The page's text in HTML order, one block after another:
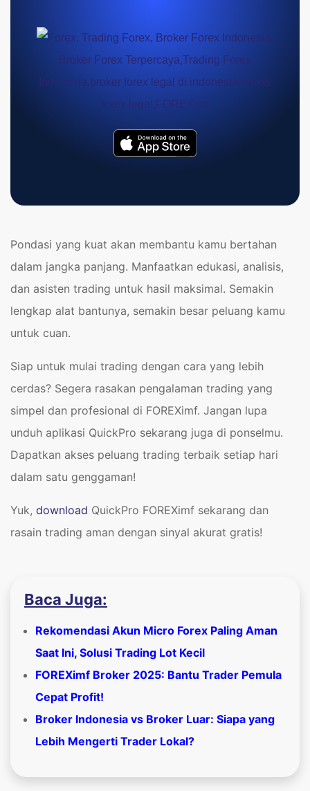
Pondasi yang kuat akan membantu kamu bertahan
dalam jangka panjang. Manfaatkan edukasi, analisis,
dan asisten trading untuk hasil maksimal. Semakin
lengkap alat bantunya, semakin besar peluang kamu
untuk cuan.
Siap untuk mulai trading dengan cara yang lebih
cerdas? Segera rasakan pengalaman trading yang
simpel dan profesional di FOREXimf. Jangan lupa
unduh aplikasi QuickPro sekarang juga di ponselmu.
Dapatkan akses peluang trading terbaik setiap hari
dalam satu genggaman!
​Yuk, download QuickPro FOREXimf sekarang dan
rasain trading aman dengan sinyal akurat gratis!
Baca Juga:
Rekomendasi Akun Micro Forex Paling Aman
Saat Ini, Solusi Trading Lot Kecil
FOREXimf Broker 2025: Bantu Trader Pemula
Cepat Profit!
Broker Indonesia vs Broker Luar: Siapa yang
Lebih Mengerti Trader Lokal?